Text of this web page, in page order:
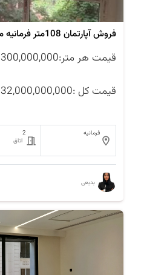
فروش آپارتمان 108متر فرمانیه مدرن
قیمت هر متر:300,000,000
قیمت کل :32,000,000,000
فرمانیه
2
اتاق
بدیعی